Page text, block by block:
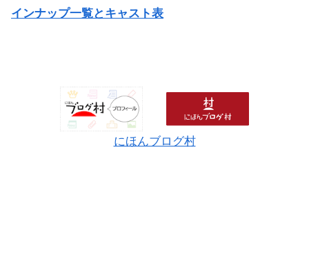
インナップ一覧とキャスト表
にほんブログ村